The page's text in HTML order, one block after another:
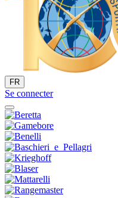
FR
Se connecter